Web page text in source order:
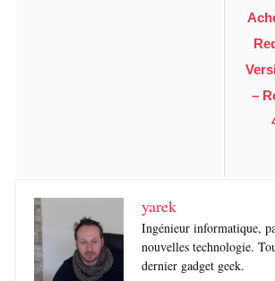
–
yarek
Ingénieur informatique,
nouvelles technologie.
dernier gadget geek.